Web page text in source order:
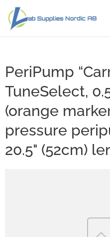
PeriPump
TuneSelect,
(orange
pressure
20.5" (52cm)